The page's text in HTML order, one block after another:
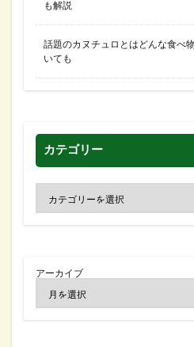
も解説
話題のカヌチュロとはどんな食べ
いても
カテゴリー
アーカイブ